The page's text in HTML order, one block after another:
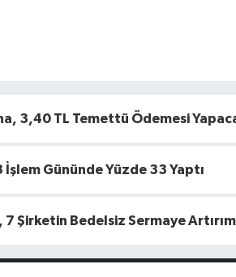
3,40 TL Temettü Ödemesi
İşlem Gününde Yüzde 33 Yaptı
7 Şirketin Bedelsiz Sermaye